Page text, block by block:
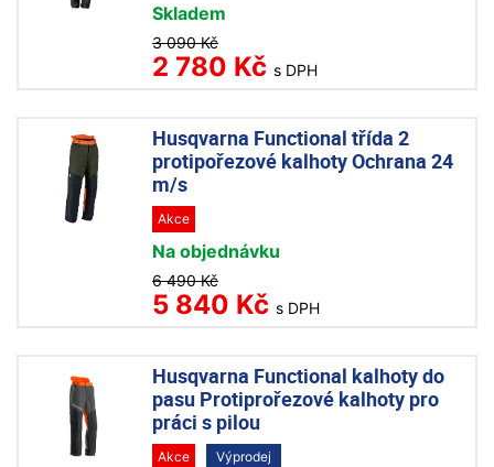
Skladem
3 090 Kč
2 780 Kč s DPH
Husqvarna Functional třída 2
protipořezové kalhoty Ochrana 24
m/s
Akce
Na objednávku
6 490 Kč
5 840 Kč s DPH
Husqvarna Functional kalhoty do
pasu Protiprořezové kalhoty pro
práci s pilou
Akce Výprodej